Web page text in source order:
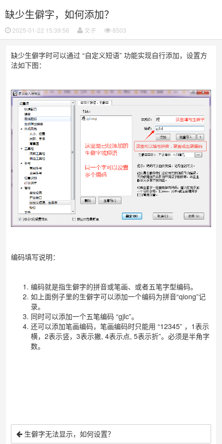
缺少生僻字，如何添加？
2025-01-22 15:39:56 文子 8503
缺少生僻字时可以通过 “自定义短语” 功能实现自行添加，设置方
法如下图：
编码填写说明：
编码就是指生僻字的拼音或笔画、或者五笔字型编码。
如上面例子里的生僻字可以添加一个编码为拼音“qiong”记
录。
同时可以添加一个五笔编码 “gjlc”。
还可以添加笔画编码，笔画编码时只能用 “12345” ，1表示
横，2表示竖，3表示撇, 4表示点, 5表示折”。必须是半角字
数。
生僻字无法显示，如何设置？